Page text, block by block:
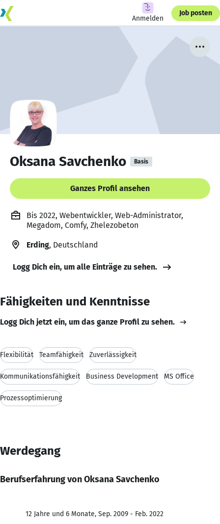
Anmelden
Job posten
Oksana Savchenko Basis
Ganzes Profil ansehen
Bis 2022, Webentwickler, Web-Administrator,
Megadom, Comfy, Zhelezobeton
Erding, Deutschland
Logg Dich ein, um alle Einträge zu sehen.
Fähigkeiten und Kenntnisse
Logg Dich jetzt ein, um das ganze Profil zu sehen.
Flexibilität Teamfähigkeit Zuverlässigkeit
Kommunikationsfähigkeit Business Development MS Office
Prozessoptimierung
Werdegang
Berufserfahrung von Oksana Savchenko
12 Jahre und 6 Monate, Sep. 2009 - Feb. 2022